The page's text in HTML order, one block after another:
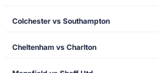
Colchester vs Southampton
Cheltenham vs Charlton